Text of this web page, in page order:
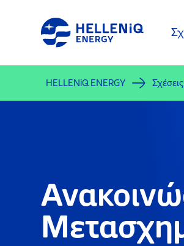
περιεχόμενο
HELLENiQ ENERGY